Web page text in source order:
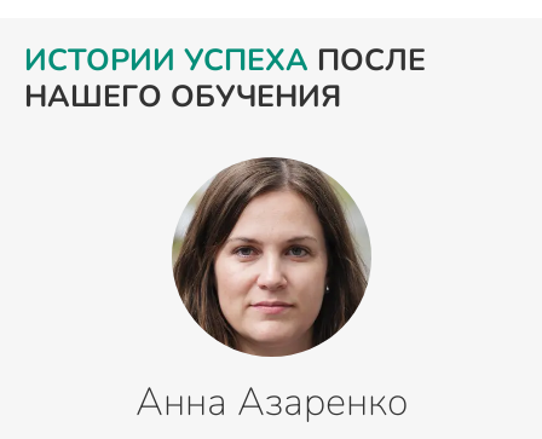
ИСТОРИИ УСПЕХА ПОСЛЕ
НАШЕГО ОБУЧЕНИЯ
Анна Азаренко